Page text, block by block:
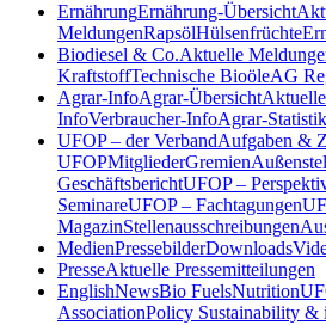
ErnährungErnährung-Übersicht
MeldungenRapsölHülsenfrüchte
Biodiesel & Co.Aktuelle
KraftstoffTechnische BioöleAG
Agrar-InfoAgrar-Übersicht
InfoVerbraucher-InfoAgrar-Statistik
UFOP – der VerbandAufgaben &
UFOPMitgliederGremien
GeschäftsberichtUFOP –
SeminareUFOP – Fachtagungen
MagazinStellenausschreibungen
MedienPressebilderDownloads
PresseAktuelle Pressemitteilungen
EnglishNewsBio FuelsNutrition
AssociationPolicy Sustainability &